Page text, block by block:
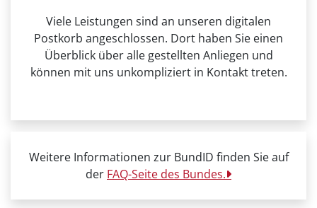
Viele Leistungen sind an unseren digitalen
Postkorb angeschlossen. Dort haben Sie einen
Überblick über alle gestellten Anliegen und
können mit uns unkompliziert in Kontakt treten.
Weitere Informationen zur BundID finden Sie auf
der FAQ-Seite des Bundes.